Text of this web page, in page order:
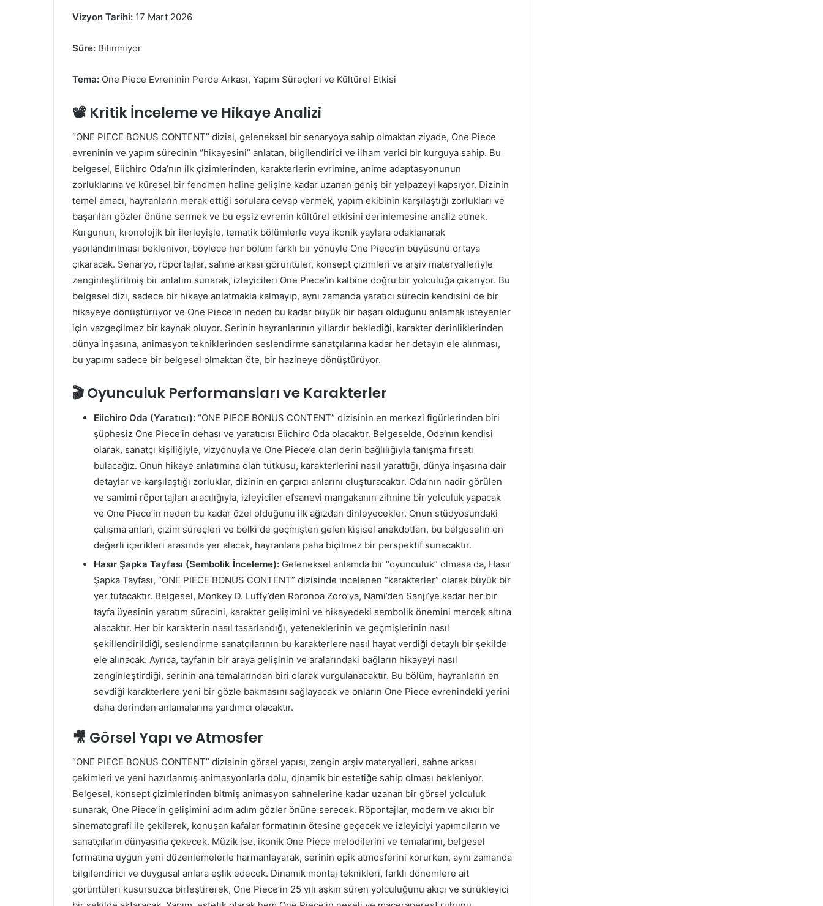
Vizyon Tarihi: 17 Mart 2026
Süre: Bilinmiyor
Tema: One Piece Evreninin Perde Arkası, Yapım Süreçleri ve Kültürel Etkisi
📽️ Kritik İnceleme ve Hikaye Analizi
“ONE PIECE BONUS CONTENT” dizisi, geleneksel bir senaryoya sahip olmaktan ziyade, One Piece
evreninin ve yapım sürecinin “hikayesini” anlatan, bilgilendirici ve ilham verici bir kurguya sahip. Bu
belgesel, Eiichiro Oda’nın ilk çizimlerinden, karakterlerin evrimine, anime adaptasyonunun
zorluklarına ve küresel bir fenomen haline gelişine kadar uzanan geniş bir yelpazeyi kapsıyor. Dizinin
temel amacı, hayranların merak ettiği sorulara cevap vermek, yapım ekibinin karşılaştığı zorlukları ve
başarıları gözler önüne sermek ve bu eşsiz evrenin kültürel etkisini derinlemesine analiz etmek.
Kurgunun, kronolojik bir ilerleyişle, tematik bölümlerle veya ikonik yaylara odaklanarak
yapılandırılması bekleniyor, böylece her bölüm farklı bir yönüyle One Piece’in büyüsünü ortaya
çıkaracak. Senaryo, röportajlar, sahne arkası görüntüler, konsept çizimleri ve arşiv materyalleriyle
zenginleştirilmiş bir anlatım sunarak, izleyicileri One Piece’in kalbine doğru bir yolculuğa çıkarıyor. Bu
belgesel dizi, sadece bir hikaye anlatmakla kalmayıp, aynı zamanda yaratıcı sürecin kendisini de bir
hikayeye dönüştürüyor ve One Piece’in neden bu kadar büyük bir başarı olduğunu anlamak isteyenler
için vazgeçilmez bir kaynak oluyor. Serinin hayranlarının yıllardır beklediği, karakter derinliklerinden
dünya inşasına, animasyon tekniklerinden seslendirme sanatçılarına kadar her detayın ele alınması,
bu yapımı sadece bir belgesel olmaktan öte, bir hazineye dönüştürüyor.
🎬 Oyunculuk Performansları ve Karakterler
Eiichiro Oda (Yaratıcı): “ONE PIECE BONUS CONTENT” dizisinin en merkezi figürlerinden biri
şüphesiz One Piece’in dehası ve yaratıcısı Eiichiro Oda olacaktır. Belgeselde, Oda’nın kendisi
olarak, sanatçı kişiliğiyle, vizyonuyla ve One Piece’e olan derin bağlılığıyla tanışma fırsatı
bulacağız. Onun hikaye anlatımına olan tutkusu, karakterlerini nasıl yarattığı, dünya inşasına dair
detaylar ve karşılaştığı zorluklar, dizinin en çarpıcı anlarını oluşturacaktır. Oda’nın nadir görülen
ve samimi röportajları aracılığıyla, izleyiciler efsanevi mangakanın zihnine bir yolculuk yapacak
ve One Piece’in neden bu kadar özel olduğunu ilk ağızdan dinleyecekler. Onun stüdyosundaki
çalışma anları, çizim süreçleri ve belki de geçmişten gelen kişisel anekdotları, bu belgeselin en
değerli içerikleri arasında yer alacak, hayranlara paha biçilmez bir perspektif sunacaktır.
Hasır Şapka Tayfası (Sembolik İnceleme): Geleneksel anlamda bir “oyunculuk” olmasa da, Hasır
Şapka Tayfası, “ONE PIECE BONUS CONTENT” dizisinde incelenen “karakterler” olarak büyük bir
yer tutacaktır. Belgesel, Monkey D. Luffy’den Roronoa Zoro’ya, Nami’den Sanji’ye kadar her bir
tayfa üyesinin yaratım sürecini, karakter gelişimini ve hikayedeki sembolik önemini mercek altına
alacaktır. Her bir karakterin nasıl tasarlandığı, yeteneklerinin ve geçmişlerinin nasıl
şekillendirildiği, seslendirme sanatçılarının bu karakterlere nasıl hayat verdiği detaylı bir şekilde
ele alınacak. Ayrıca, tayfanın bir araya gelişinin ve aralarındaki bağların hikayeyi nasıl
zenginleştirdiği, serinin ana temalarından biri olarak vurgulanacaktır. Bu bölüm, hayranların en
sevdiği karakterlere yeni bir gözle bakmasını sağlayacak ve onların One Piece evrenindeki yerini
daha derinden anlamalarına yardımcı olacaktır.
🎥 Görsel Yapı ve Atmosfer
“ONE PIECE BONUS CONTENT” dizisinin görsel yapısı, zengin arşiv materyalleri, sahne arkası
çekimleri ve yeni hazırlanmış animasyonlarla dolu, dinamik bir estetiğe sahip olması bekleniyor.
Belgesel, konsept çizimlerinden bitmiş animasyon sahnelerine kadar uzanan bir görsel yolculuk
sunarak, One Piece’in gelişimini adım adım gözler önüne serecek. Röportajlar, modern ve akıcı bir
sinematografi ile çekilerek, konuşan kafalar formatının ötesine geçecek ve izleyiciyi yapımcıların ve
sanatçıların dünyasına çekecek. Müzik ise, ikonik One Piece melodilerini ve temalarını, belgesel
formatına uygun yeni düzenlemelerle harmanlayarak, serinin epik atmosferini korurken, aynı zamanda
bilgilendirici ve duygusal anlara eşlik edecek. Dinamik montaj teknikleri, farklı dönemlere ait
görüntüleri kusursuzca birleştirerek, One Piece’in 25 yılı aşkın süren yolculuğunu akıcı ve sürükleyici